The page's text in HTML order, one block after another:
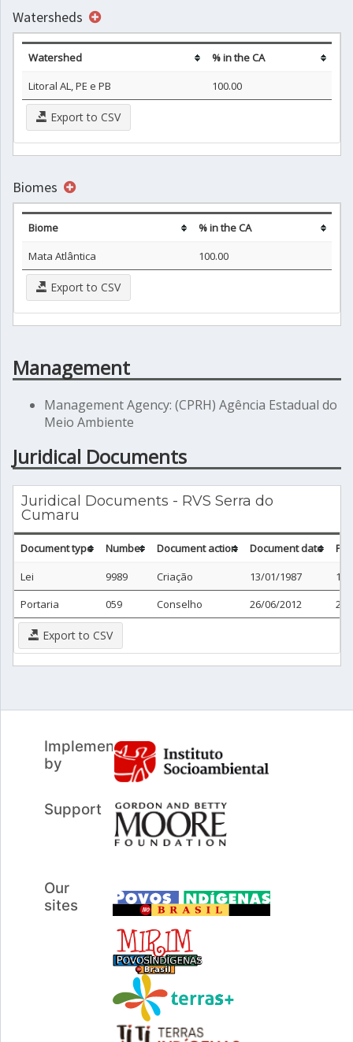
Watersheds
Watershed
% in the CA
Litoral AL, PE e PB
100.00
Export to CSV
Biomes
Biome
% in the CA
Mata Atlântica
100.00
Export to CSV
Management
Management Agency: (CPRH) Agência Estadual do
Meio Ambiente
Juridical Documents
Juridical Documents - RVS Serra do
Cumaru
Document type Number Document action Document date
Lei
9989 Criação 13/01/1987
Portaria
059 Conselho 26/06/2012 26/
Export to CSV